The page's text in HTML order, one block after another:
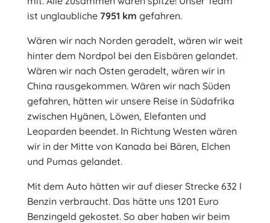
ist unglaubliche 7951 km gefahren.
Wären wir nach Norden geradelt, wären wir weit
hinter dem Nordpol bei den Eisbären gelandet.
Wären wir nach Osten geradelt, wären wir in
China rausgekommen. Wären wir nach Süden
gefahren, hätten wir unsere Reise in Südafrika
zwischen Hyänen, Löwen, Elefanten und
Leoparden beendet. In Richtung Westen wären
wir in der Mitte von Kanada bei Bären, Elchen
und Pumas gelandet.
Mit dem Auto hätten wir auf dieser Strecke 632 l
Benzin verbraucht. Das hätte uns 1201 Euro
Benzingeld gekostet. So aber haben wir beim